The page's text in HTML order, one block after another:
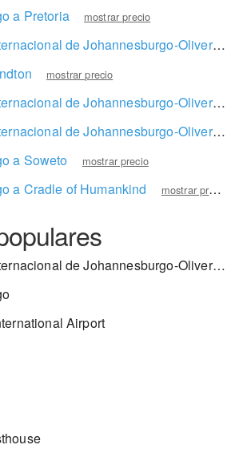
a Pretoria
mostrar precio
de Johannesburgo-Oliver Reginald Tambo a Ashlea Gardens
mostrar precio
Johannesburgo-Oliver Reginald Tambo a Parque nacional Kruger
Oliver Reginald Tambo a The Palace of the Lost City
a Soweto
mostrar precio
a Cradle of Humankind mostrar precio
de Johannesburgo-Oliver Reginald Tambo
Airport